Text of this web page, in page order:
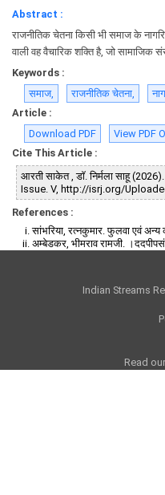
Abstract :
राजनीतिक चेतना किसी भी समाज के
वाली वह वैचारिक शक्ति है, जो सामाजिक
Keywords :
समाज,
राजनीतिक चेतना,
Article :
Download PDF
View PDF
Cite This Article :
आरती साकेत , डाॅ. निर्मला साहू
Issue. V, http://isrj.org/
References :
सांभरिया, रत्नकुमार. फुलवा एवं अन्य
अम्बेडकर, भीमराव रामजी.
Indian Streams
Read our